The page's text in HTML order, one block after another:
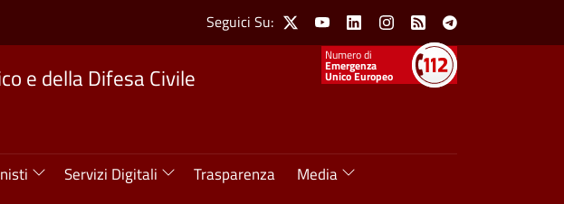
Social Menu
Seguici Su: X YoutubeLinkedinInstagram
Feed Telegram
Numeri utili
Emergenza
Unico Europeo
e della Difesa Civile
Servizi Digitali Trasparenza
Media